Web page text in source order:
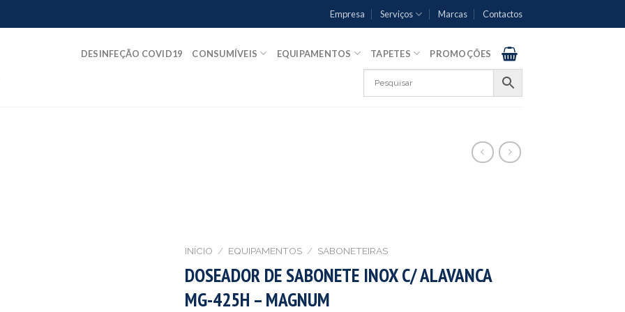
Empresa Serviços Marcas Contactos
DESINFEÇÃO COVID19 CONSUMÍVEIS EQUIPAMENTOS TAPETES PROMOÇÕES
INÍCIO / EQUIPAMENTOS / SABONETEIRAS
DOSEADOR DE SABONETE INOX C/ ALAVANCA
MG-425H – MAGNUM